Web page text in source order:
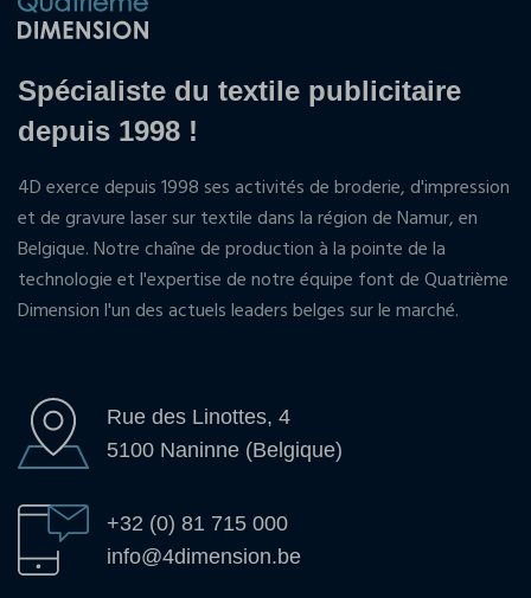
Spécialiste du textile publicitaire
depuis 1998 !
4D exerce depuis 1998 ses activités de broderie, d'impression
et de gravure laser sur textile dans la région de Namur, en
Belgique. Notre chaîne de production à la pointe de la
technologie et l'expertise de notre équipe font de Quatrième
Dimension l'un des actuels leaders belges sur le marché.
Rue des Linottes, 4
5100 Naninne (Belgique)
+32 (0) 81 715 000
info@4dimension.be